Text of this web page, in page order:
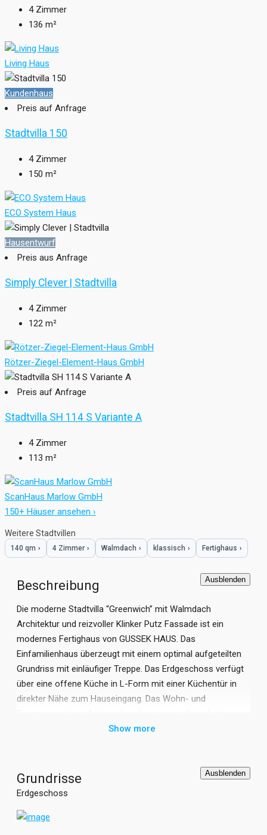
4 Zimmer
136 m²
Living Haus
Kundenhaus
Preis auf Anfrage
Stadtvilla 150
4 Zimmer
150 m²
ECO System Haus
Hausentwurf
Preis aus Anfrage
Simply Clever | Stadtvilla
4 Zimmer
122 m²
Rötzer-Ziegel-Element-Haus GmbH
Preis auf Anfrage
Stadtvilla SH 114 S Variante A
4 Zimmer
113 m²
ScanHaus Marlow GmbH
150+ Häuser ansehen ›
Weitere Stadtvillen
140 qm › 4 Zimmer › Walmdach › klassisch › Fertighaus ›
Beschreibung Ausblenden
Die moderne Stadtvilla “Greenwich” mit Walmdach
Architektur und reizvoller Klinker Putz Fassade ist ein
modernes Fertighaus von GUSSEK HAUS. Das
Einfamilienhaus überzeugt mit einem optimal aufgeteilten
Grundriss mit einläufiger Treppe. Das Erdgeschoss verfügt
über eine offene Küche in L-Form mit einer Küchentür in
direkter Nähe zum Hauseingang. Das Wohn- und
geplant und ist optisch von der Küche abgetrennt. Das
und ein luxuriöses Bad mit mittig platzierter Wanne. Die
Fertighaus Stadtvilla “Greenwich” von GUSSEK HAUS
mit rund 150 qm Wohnfläche bei vergleichsweise geringen
Show more
Grundrisse Ausblenden
Erdgeschoss